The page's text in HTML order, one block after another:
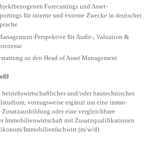
Forecastings und Asset-
für interne und externe Zwecke in deutscher
Perspektive für Audit-, Valuation &
an den Head of Asset Management
betriebswirtschaftliches und/oder bautechnisches
vorzugsweise ergänzt um eine immo­
oder eine vergleichbare
Immobilien­wirtschaft mit Zusatzqualifikationen
Immobilienfachwirt (m/w/d)